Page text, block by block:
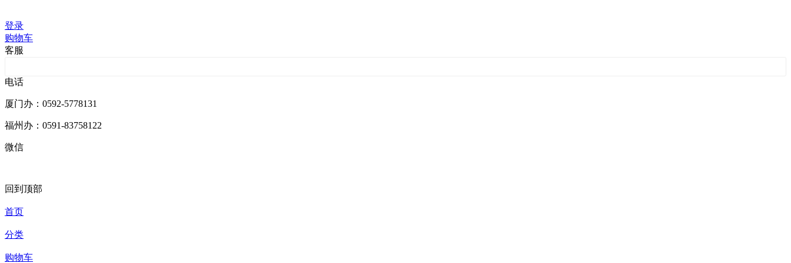
登录
购物车
客服
电话
厦门办：0592-5778131
福州办：0591-83758122
微信
回到顶部
首页
分类
购物车